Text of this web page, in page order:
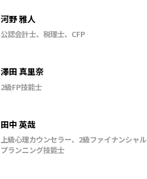
河野 雅人
公認会計士、税理士、CFP
澤田 真里奈
2級FP技能士
田中 英哉
上級心理カウンセラー、2級ファイナンシャル
プランニング技能士